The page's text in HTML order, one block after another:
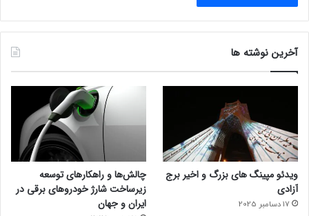
آخرین نوشته ها
ویدئو مپینگ های بزرگ و اخیر برج
آزادی
17 دسامبر 2025
چالش‌ها و راهکارهای توسعه
زیرساخت شارژ خودروهای برقی در
ایران و جهان